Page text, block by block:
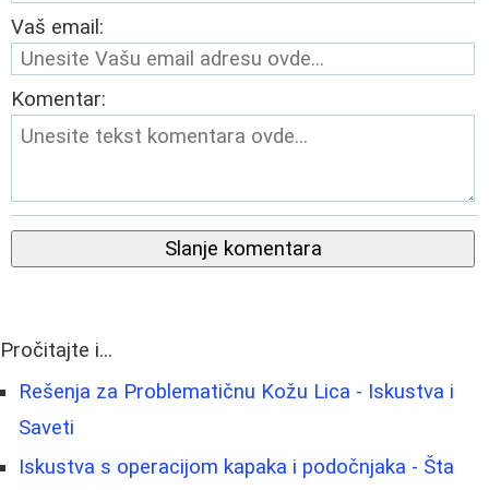
Vaš email:
Komentar:
Slanje komentara
Pročitajte i...
Rešenja za Problematičnu Kožu Lica - Iskustva i
Saveti
Iskustva s operacijom kapaka i podočnjaka - Šta